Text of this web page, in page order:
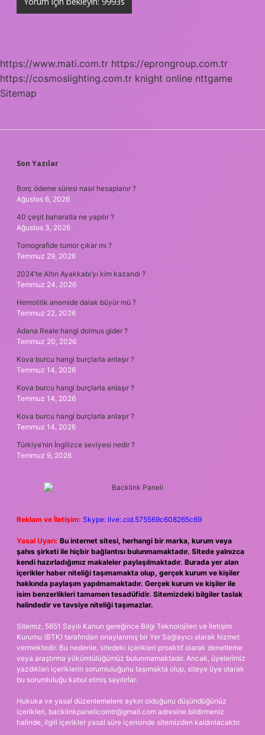
https://www.mati.com.tr https://eprongroup.com.tr
https://cosmoslighting.com.tr knight online nttgame
Sitemap
SIDEBAR
Son Yazılar
Borç ödeme süresi nasıl hesaplanır ?
Ağustos 6, 2026
40 çeşit baharatla ne yapılır ?
Ağustos 3, 2026
Tomografide tumor çıkar mı ?
Temmuz 29, 2026
2024’te Altın Ayakkabı’yı kim kazandı ?
Temmuz 24, 2026
Hemolitik anemide dalak büyür mü ?
Temmuz 22, 2026
Adana Reale hangi dolmus gider ?
Temmuz 20, 2026
Kova burcu hangi burçlarla anlaşır ?
Temmuz 14, 2026
Kova burcu hangi burçlarla anlaşır ?
Temmuz 14, 2026
Kova burcu hangi burçlarla anlaşır ?
Temmuz 14, 2026
Türkiye’nin İngilizce seviyesi nedir ?
Temmuz 9, 2026
Reklam ve İletişim: Skype: live:.cid.575569c608265c69
Yasal Uyarı: Bu internet sitesi, herhangi bir marka, kurum veya
şahıs şirketi ile hiçbir bağlantısı bulunmamaktadır. Sitede yalnızca
kendi hazırladığımız makaleler paylaşılmaktadır. Burada yer alan
içerikler haber niteliği taşımamakta olup, gerçek kurum ve kişiler
hakkında paylaşım yapılmamaktadır. Gerçek kurum ve kişiler ile
isim benzerlikleri tamamen tesadüfidir. Sitemizdeki bilgiler taslak
halindedir ve tavsiye niteliği taşımazlar.
Sitemiz, 5651 Sayılı Kanun gereğince Bilgi Teknolojileri ve İletişim
Kurumu (BTK) tarafından onaylanmış bir Yer Sağlayıcı olarak hizmet
vermektedir. Bu nedenle, sitedeki içerikleri proaktif olarak denetleme
veya araştırma yükümlülüğümüz bulunmamaktadır. Ancak, üyelerimiz
yazdıkları içeriklerin sorumluluğunu taşımakta olup, siteye üye olarak
bu sorumluluğu kabul etmiş sayılırlar.
Hukuka ve yasal düzenlemelere aykırı olduğunu düşündüğünüz
içerikleri, backlinkpanelicomtr@gmail.com adresine bildirmeniz
halinde, ilgili içerikler yasal süre içerisinde sitemizden kaldırılacaktır.